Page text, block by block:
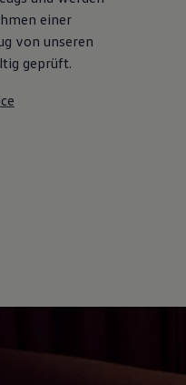
einer
von unseren
geprüft.